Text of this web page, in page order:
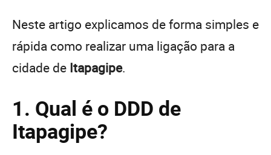
Neste artigo explicamos de forma simples e
rápida como realizar uma ligação para a
cidade de Itapagipe.
1. Qual é o DDD de
Itapagipe?